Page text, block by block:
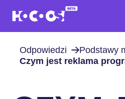
Odpowiedzi
Podstawy
Czym jest reklama